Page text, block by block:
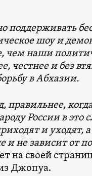
поддерживать
шоу и
наши
честнее и без
в Абхазии.
правильнее,
России в это
и уходят,
и не зависит от
на своей
Джопуа.